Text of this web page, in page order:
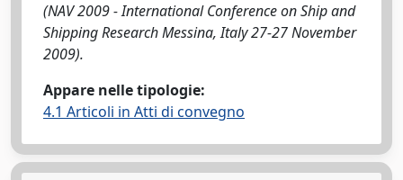
(NAV 2009 - International Conference on Ship and
Shipping Research Messina, Italy 27-27 November
2009).
Appare nelle tipologie:
4.1 Articoli in Atti di convegno